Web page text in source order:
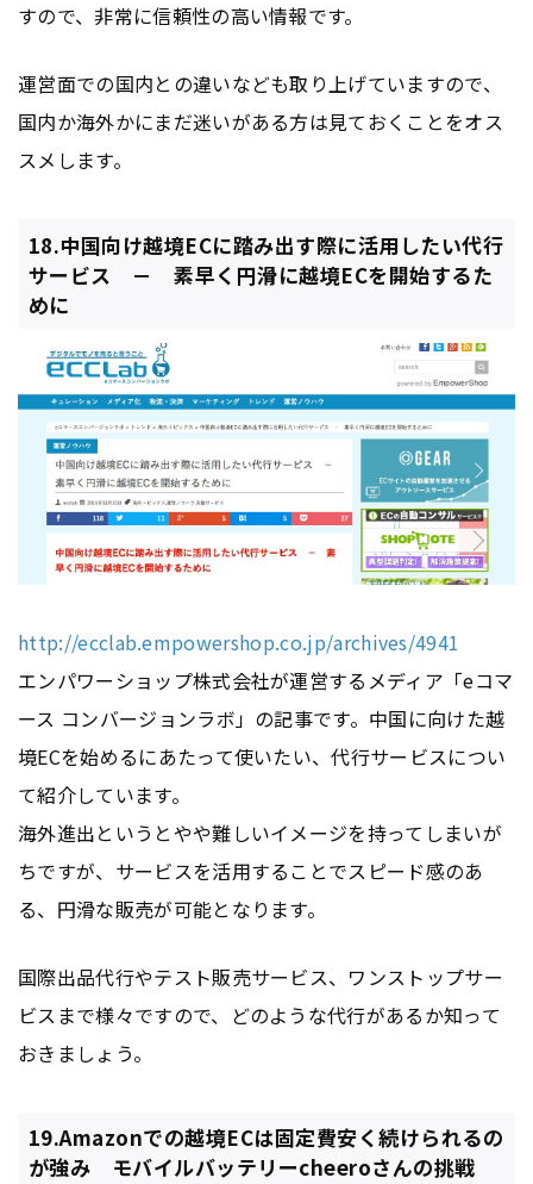
すので、非常に信頼性の高い情報です。
運営面での国内との違いなども取り上げていますので、
国内か海外かにまだ迷いがある方は見ておくことをオス
スメします。
18.中国向け越境ECに踏み出す際に活用したい代行
サービス － 素早く円滑に越境ECを開始するた
めに
http://ecclab.empowershop.co.jp/archives/4941
エンパワーショップ株式会社が運営するメディア「eコマ
ース コンバージョンラボ」の記事です。中国に向けた越
境ECを始めるにあたって使いたい、代行サービスについ
て紹介しています。
海外進出というとやや難しいイメージを持ってしまいが
ちですが、サービスを活用することでスピード感のあ
る、円滑な販売が可能となります。
国際出品代行やテスト販売サービス、ワンストップサー
ビスまで様々ですので、どのような代行があるか知って
おきましょう。
19.Amazonでの越境ECは固定費安く続けられるの
が強み モバイルバッテリーcheeroさんの挑戦